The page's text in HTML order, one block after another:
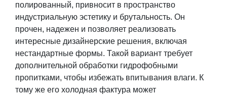
полированный, привносит в пространство
индустриальную эстетику и брутальность. Он
прочен, надежен и позволяет реализовать
интересные дизайнерские решения, включая
нестандартные формы. Такой вариант требует
дополнительной обработки гидрофобными
пропитками, чтобы избежать впитывания влаги. К
тому же его холодная фактура может